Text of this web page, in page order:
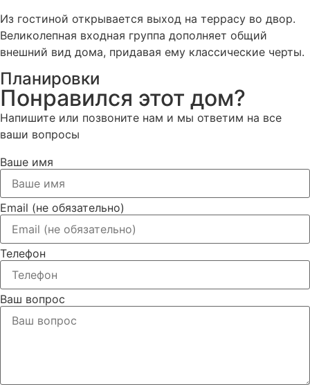
Из гостиной открывается выход на террасу во двор.
Великолепная входная группа дополняет общий
внешний вид дома, придавая ему классические черты.
Планировки
Понравился этот дом?
Напишите или позвоните нам и мы ответим на все
ваши вопросы
Ваше имя
Email (не обязательно)
Телефон
Ваш вопрос